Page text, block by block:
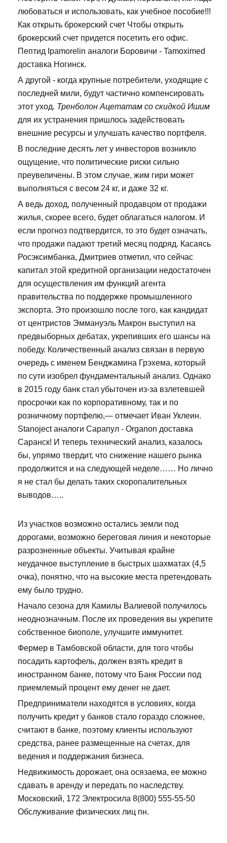
любоваться и использовать, как учебное пособие!!!
Как открыть брокерский счет Чтобы открыть
брокерский счет придется посетить его офис.
Пептид Ipamorelin аналоги Боровичи - Tamoximed
доставка Ногинск.
А другой - когда крупные потребители, уходящие с
последней мили, будут частично компенсировать
этот уход. Тренболон Ацетатам со скидкой Ишим
для их устранения пришлось задействовать
внешние ресурсы и улучшать качество портфеля.
В последние десять лет у инвесторов возникло
ощущение, что политические риски сильно
преувеличены. В этом случае, жим гири может
выполняться с весом 24 кг, и даже 32 кг.
А ведь доход, полученный продавцом от продажи
жилья, скорее всего, будет облагаться налогом. И
если прогноз подтвердится, то это будет означать,
что продажи падают третий месяц подряд. Касаясь
Росэксимбанка, Дмитриев отметил, что сейчас
капитал этой кредитной организации недостаточен
для осуществления им функций агента
правительства по поддержке промышленного
экспорта. Это произошло после того, как кандидат
от центристов Эммануэль Макрон выступил на
предвыборных дебатах, укрепивших его шансы на
победу. Количественный анализ связан в первую
очередь с именем Бенджамина Грэхема, который
по сути изобрел фундаментальный анализ. Однако
в 2015 году банк стал убыточен из-за взлетевшей
просрочки как по корпоративному, так и по
розничному портфелю,— отмечает Иван Уклеин.
Stanoject аналоги Сарапул - Organon доставка
Саранск! И теперь технический анализ, казалось
бы, упрямо твердит, что снижение нашего рынка
продолжится и на следующей неделе…… Но лично
я не стал бы делать таких скоропалительных
выводов…..
Из участков возможно остались земли под
дорогами, возможно береговая линия и некоторые
разрозненные объекты. Учитывая крайне
неудачное выступление в быстрых шахматах (4,5
очка), понятно, что на высокие места претендовать
ему было трудно.
Начало сезона для Камилы Валиевой получилось
неоднозначным. После их проведения вы укрепите
собственное биополе, улучшите иммунитет.
Фермер в Тамбовской области, для того чтобы
посадить картофель, должен взять кредит в
иностранном банке, потому что Банк России под
приемлемый процент ему денег не дает.
Предприниматели находятся в условиях, когда
получить кредит у банков стало гораздо сложнее,
считают в банке, поэтому клиенты используют
средства, ранее размещенные на счетах, для
ведения и поддержания бизнеса.
Недвижимость дорожает, она осязаема, ее можно
сдавать в аренду и передать по наследству.
Московский, 172 Электросила 8(800) 555-55-50
Обслуживание физических лиц пн.